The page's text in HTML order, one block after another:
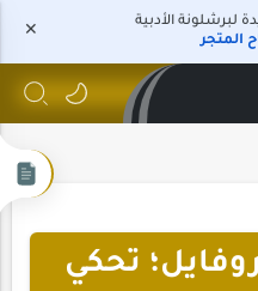
لبرشلونة الأدبية
المتجر
تحكي